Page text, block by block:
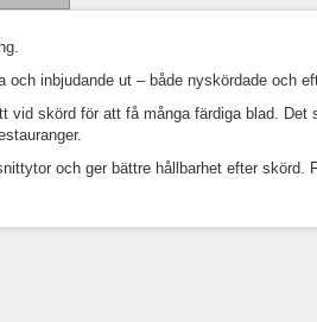
inbjudande ut – både nyskördade och
vid skörd för att få många färdiga blad.
och ger bättre hållbarhet efter